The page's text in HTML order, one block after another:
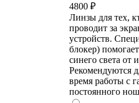
4800 ₽
Линзы для тех,
проводит за
устройств.
блокер)
синего света от
Рекомендуются
время работы с
постоянного